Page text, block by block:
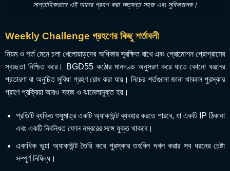
সাপ্তাহিকভাবে এই অফার গ্রহণ করা অত্যন্ত সহজ এবং সুবিধাজনক।
Weekly Challenge গ্রহণের কিছু শর্তাবলী
নিয়ম ও শর্ত মেনে চলা খেলোয়াড়দের অধিকার সুরক্ষিত রাখে এবং প্রোমোশন প্রোগ্রামের
স্বচ্ছতা নিশ্চিত করে। BGD55 কঠোর মানদণ্ড অনুসরণ করে যাতে কোনো ধরনের
প্রতারণা বা অনুচিত সুবিধা গ্রহণ রোধ করা যায়। নিচের শর্তগুলো জানা থাকলে পুরস্কার
গ্রহণ প্রক্রিয়া আরও সহজ ও ঝামেলামুক্ত হয়।
প্রতিটি ব্যক্তি শুধুমাত্র একটি অ্যাকাউন্ট ব্যবহার করতে পারবে, যা একটি IP ঠিকানা
এবং একটি নিবন্ধিত ফোন নম্বরের সঙ্গে যুক্ত থাকবে।
একাধিক ভুয়া অ্যাকাউন্ট তৈরি করে পুরস্কার তহবিল দখল করার সব ধরনের চেষ্টা
সম্পূর্ণ নিষিদ্ধ।